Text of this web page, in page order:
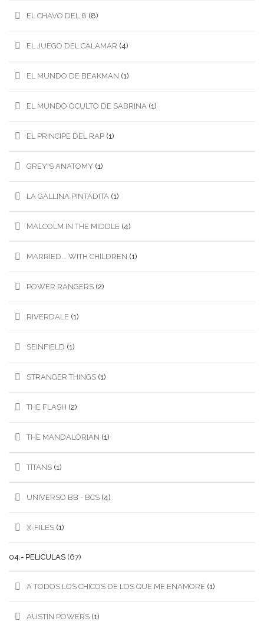
EL CHAVO DEL 8 (8)
EL JUEGO DEL CALAMAR (4)
EL MUNDO DE BEAKMAN (1)
EL MUNDO OCULTO DE SABRINA (1)
EL PRINCIPE DEL RAP (1)
GREY'S ANATOMY (1)
LA GALLINA PINTADITA (1)
MALCOLM IN THE MIDDLE (4)
MARRIED... WITH CHILDREN (1)
POWER RANGERS (2)
RIVERDALE (1)
SEINFIELD (1)
STRANGER THINGS (1)
THE FLASH (2)
THE MANDALORIAN (1)
TITANS (1)
UNIVERSO BB - BCS (4)
X-FILES (1)
04.- PELICULAS (67)
A TODOS LOS CHICOS DE LOS QUE ME ENAMORÉ (1)
AUSTIN POWERS (1)